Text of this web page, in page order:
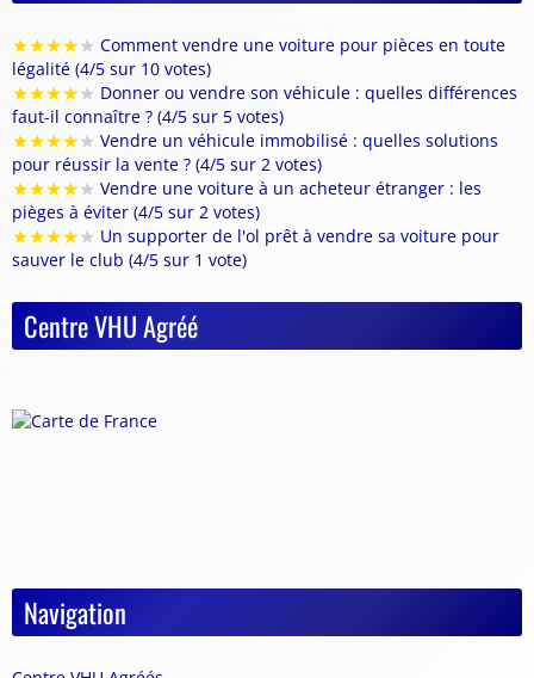
★★★★★ Comment vendre une voiture pour pièces en toute
légalité (4/5 sur 10 votes)
★★★★★ Donner ou vendre son véhicule : quelles différences
faut-il connaître ? (4/5 sur 5 votes)
★★★★★ Vendre un véhicule immobilisé : quelles solutions
pour réussir la vente ? (4/5 sur 2 votes)
★★★★★ Vendre une voiture à un acheteur étranger : les
pièges à éviter (4/5 sur 2 votes)
★★★★★ Un supporter de l'ol prêt à vendre sa voiture pour
sauver le club (4/5 sur 1 vote)
Centre VHU Agréé
Navigation